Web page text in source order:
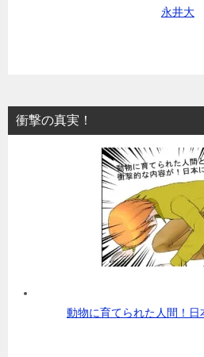
永井大
衝撃の真実！
動物に育てられた人間！日